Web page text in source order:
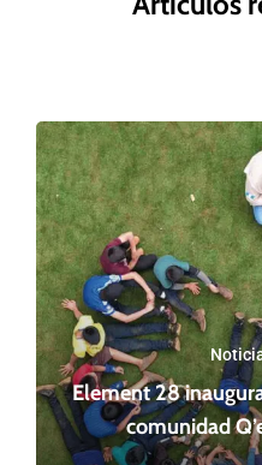
Element 28
comunidad